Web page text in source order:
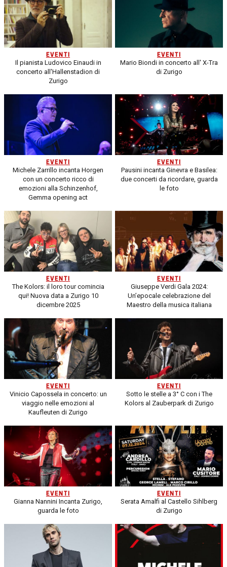
EVENTI
Il pianista Ludovico Einaudi in
concerto all'Hallenstadion di
Zurigo
EVENTI
Mario Biondi in concerto all' X-Tra
di Zurigo
EVENTI
Michele Zarrillo incanta Horgen
con un concerto ricco di
emozioni alla Schinzenhof,
Gemma opening act
EVENTI
Pausini incanta Ginevra e Basilea:
due concerti da ricordare, guarda
le foto
EVENTI
The Kolors: il loro tour comincia
qui! Nuova data a Zurigo 10
dicembre 2025
EVENTI
Giuseppe Verdi Gala 2024:
Un’epocale celebrazione del
Maestro della musica italiana
EVENTI
Vinicio Capossela in concerto: un
viaggio nelle emozioni al
Kaufleuten di Zurigo
EVENTI
Sotto le stelle a 3° C con i The
Kolors al Zauberpark di Zurigo
EVENTI
Gianna Nannini Incanta Zurigo,
guarda le foto
EVENTI
Serata Amalfi al Castello Sihlberg
di Zurigo